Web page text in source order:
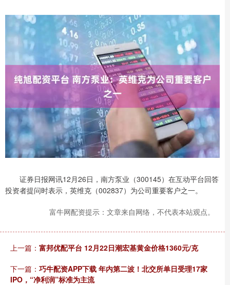
证券日报网讯12月26日，南方泵业（300145）在互动平台回答
投资者提问时表示，英维克（002837）为公司重要客户之一。
富牛网配资提示：文章来自网络，不代表本站观点。
上一篇： 富邦优配平台 12月22日潮宏基黄金价格1360元/克
下一篇： 巧牛配资APP下载 年内第二波！北交所单日受理17家
IPO，“净利润”标准为主流